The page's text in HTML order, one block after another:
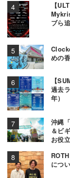
【
ブら
めの
【
過去
年）
沖縄
＆ビ
お役
につ